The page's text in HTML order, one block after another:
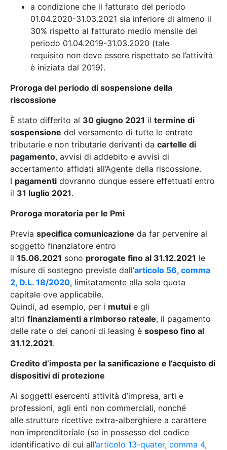
a condizione che il fatturato del periodo
01.04.2020-31.03.2021 sia inferiore di almeno il
30% rispetto al fatturato medio mensile del
periodo 01.04.2019-31.03.2020 (tale
requisito non deve essere rispettato se l’attività
è iniziata dal 2019).
Proroga del periodo di sospensione della
riscossione
È stato differito al 30 giugno 2021 il termine di
sospensione del versamento di tutte le entrate
tributarie e non tributarie derivanti da cartelle di
pagamento, avvisi di addebito e avvisi di
accertamento affidati all’Agente della riscossione.
I pagamenti dovranno dunque essere effettuati entro
il 31 luglio 2021.
Proroga moratoria per le Pmi
Previa specifica comunicazione da far pervenire al
soggetto finanziatore entro
il 15.06.2021 sono prorogate fino al 31.12.2021 le
misure di sostegno previste dall’articolo 56, comma
2, D.L. 18/2020, limitatamente alla sola quota
capitale ove applicabile.
Quindi, ad esempio, per i mutui e gli
altri finanziamenti a rimborso rateale, il pagamento
delle rate o dei canoni di leasing è sospeso fino al
31.12.2021.
Credito d’imposta per la sanificazione e l’acquisto di
dispositivi di protezione
Ai soggetti esercenti attività d’impresa, arti e
professioni, agli enti non commerciali, nonché
alle strutture ricettive extra-alberghiere a carattere
non imprenditoriale (se in possesso del codice
identificativo di cui all’articolo 13-quater, comma 4,